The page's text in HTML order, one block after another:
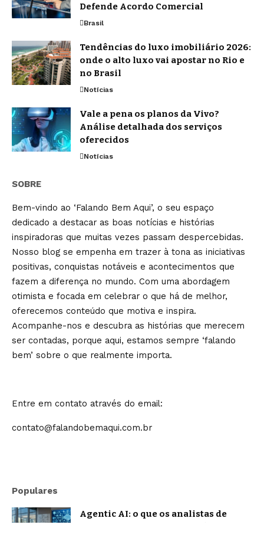
Defende Acordo Comercial
Brasil
Tendências do luxo imobiliário 2026:
onde o alto luxo vai apostar no Rio e
no Brasil
Notícias
Vale a pena os planos da Vivo?
Análise detalhada dos serviços
oferecidos
Notícias
SOBRE
Bem-vindo ao ‘Falando Bem Aqui’, o seu espaço
dedicado a destacar as boas notícias e histórias
inspiradoras que muitas vezes passam despercebidas.
Nosso blog se empenha em trazer à tona as iniciativas
positivas, conquistas notáveis e acontecimentos que
fazem a diferença no mundo. Com uma abordagem
otimista e focada em celebrar o que há de melhor,
oferecemos conteúdo que motiva e inspira.
Acompanhe-nos e descubra as histórias que merecem
ser contadas, porque aqui, estamos sempre ‘falando
bem’ sobre o que realmente importa.
Entre em contato através do email:
contato@falandobemaqui.com.br
Populares
Agentic AI: o que os analistas de